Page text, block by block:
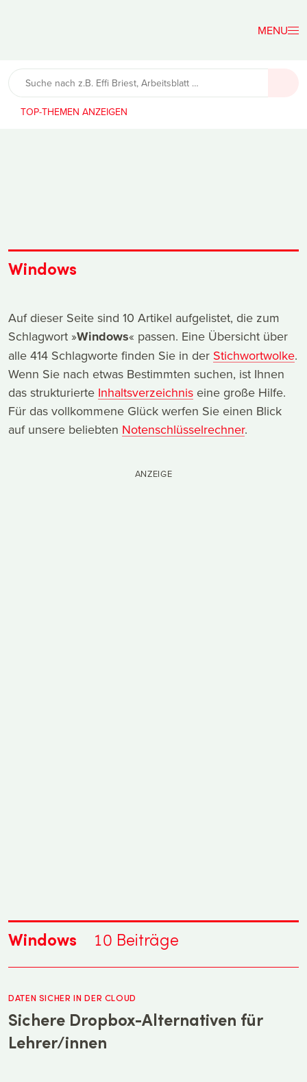
Lehrerfreund
TOP-THEMEN
Windows
Auf dieser Seite sind 10 Artikel aufgelistet, die zum
Schlagwort »Windows« passen. Eine Übersicht über
alle 414 Schlagworte finden Sie in der Stichwortwolke.
Wenn Sie nach etwas Bestimmten suchen, ist Ihnen
das strukturierte Inhaltsverzeichnis eine große Hilfe.
Für das vollkommene Glück werfen Sie einen Blick
auf unsere beliebten Notenschlüsselrechner.
ANZEIGE
Windows 10 Beiträge
DATEN SICHER IN DER CLOUD
Sichere Dropbox-Alternativen für
Lehrer/innen